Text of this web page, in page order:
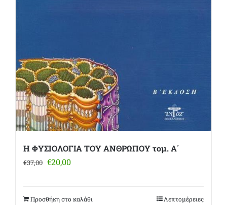
Η ΦΥΣΙΟΛΟΓΙΑ ΤΟΥ ΑΝΘΡΩΠΟΥ τομ. Α΄
€37,00 Original
€37,00.
€20,00Η
είναι:
Προσθήκη στο καλάθι Λεπτομέρειες